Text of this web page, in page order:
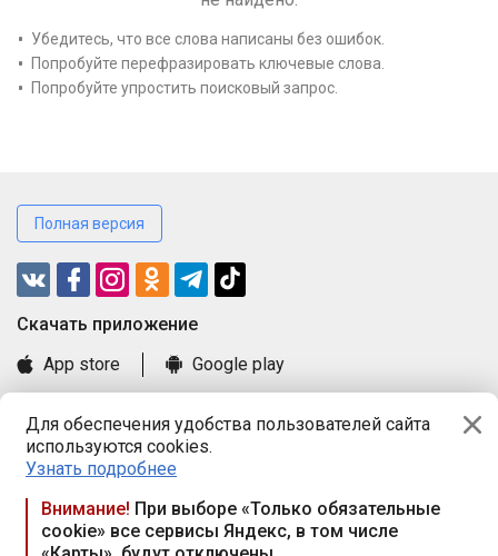
Для обеспечения удобства пользователей сайта
используются cookies.
Узнать подробнее
Внимание! При выборе «Только обязательные
cookie» все сервисы Яндекс, в том числе
Убедитесь, что все слова написаны без ошибок.
Попробуйте перефразировать ключевые слова.
Попробуйте упростить поисковый запрос.
Полная версия
Cкачать приложение
App store
Google play
Книга замечаний и предложений
Правила и документы
Praca.by © 2000—2026, ООО «ПРАЦА БАЙ»
Республика Беларусь, 220114, г. Минск, пр-т Независимости
117а, пом. № 9.